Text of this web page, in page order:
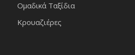
Ομαδικά Ταξίδια
Κρουαζιέρες